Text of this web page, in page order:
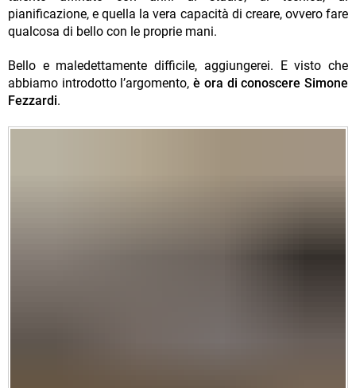
pianificazione, e quella la vera capacità di creare, ovvero fare
qualcosa di bello con le proprie mani.
Bello e maledettamente difficile, aggiungerei. E visto che
abbiamo introdotto l’argomento,è ora di conoscere Simone
Fezzardi.